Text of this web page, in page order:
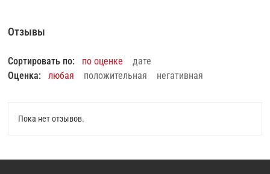
Отзывы
Сортировать по: по оценке
дате
Оценка:
любая положительная негативная
Пока нет отзывов.